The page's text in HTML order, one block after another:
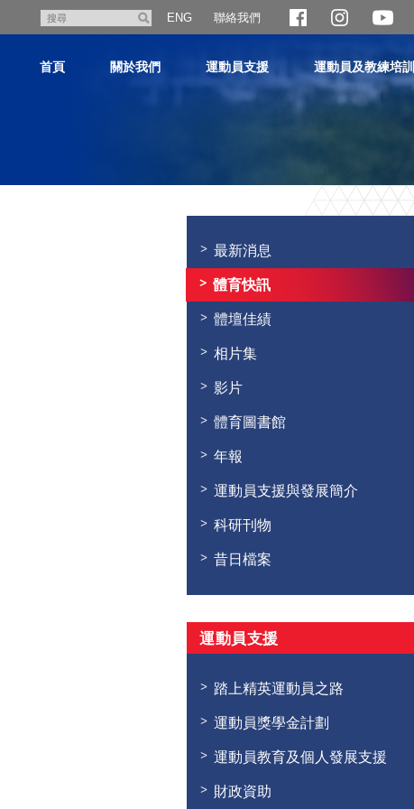
尋
ENG 聯絡我們
首頁 關於我們 運動員支援 運動員及教練培訓
最新消息
體育快訊
體壇佳績
相片集
影片
體育圖書館
年報
運動員支援與發展簡介
科研刊物
昔日檔案
運動員支援
踏上精英運動員之路
運動員獎學金計劃
運動員教育及個人發展支援
財政資助